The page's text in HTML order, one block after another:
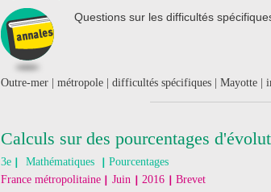
Questions sur les difficultés
Outre-mer | métropole | difficultés spécifiques | Mayotte |
Calculs sur des pourcentages
3e Mathématiques
Pourcentages
France métropolitaine Juin 2016 Brevet